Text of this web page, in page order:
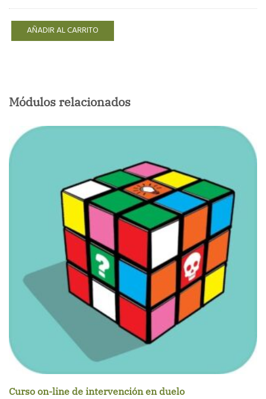
AÑADIR AL CARRITO
Módulos relacionados
Curso on-line de intervención en duelo